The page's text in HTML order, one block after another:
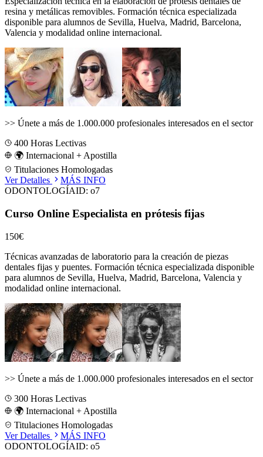
resina y metálicas removibles. Formación técnica especializada
disponible para alumnos de Sevilla, Huelva, Madrid, Barcelona,
Valencia y modalidad online internacional.
>> Únete a más de 1.000.000 profesionales interesados en el sector
400 Horas Lectivas
🌍 Internacional + Apostilla
Titulaciones Homologadas
Ver Detalles
MÁS INFO
ODONTOLOGÍAID: o7
Curso Online Especialista en prótesis fijas
150€
Técnicas avanzadas de laboratorio para la creación de piezas
dentales fijas y puentes. Formación técnica especializada disponible
para alumnos de Sevilla, Huelva, Madrid, Barcelona, Valencia y
modalidad online internacional.
>> Únete a más de 1.000.000 profesionales interesados en el sector
300 Horas Lectivas
🌍 Internacional + Apostilla
Titulaciones Homologadas
Ver Detalles
MÁS INFO
ODONTOLOGÍAID: o5